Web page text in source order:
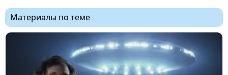
Материалы по теме